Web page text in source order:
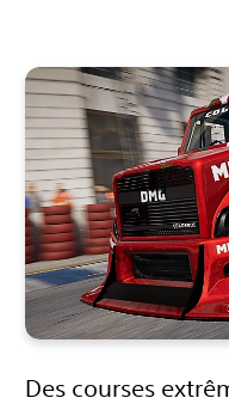
Des courses